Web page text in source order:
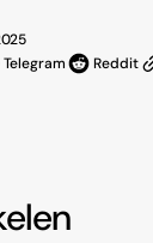
Telegram Reddit